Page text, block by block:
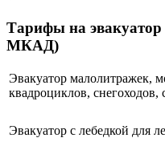
Тарифы на эвакуатор
МКАД)
Эвакуатор малолитражек,
квадроциклов, снегоходов,
Эвакуатор с лебедкой для